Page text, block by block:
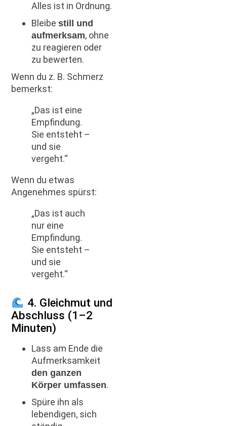
Alles ist in Ordnung.
Bleibestill und
aufmerksam, ohne
zu reagieren oder
zu bewerten.
Wenn du z. B. Schmerz
bemerkst:
„Das ist eine
Empfindung.
Sie entsteht –
und sie
vergeht.“
Wenn du etwas
Angenehmes spürst:
„Das ist auch
nur eine
Empfindung.
Sie entsteht –
und sie
vergeht.“
4. Gleichmut und
Abschluss (1–2
Minuten)
Lass am Ende die
Aufmerksamkeit
den ganzen
Körper umfassen.
Spüre ihn als
lebendigen, sich